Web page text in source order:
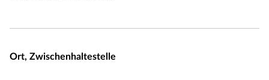
Ort, Zwischenhaltestelle